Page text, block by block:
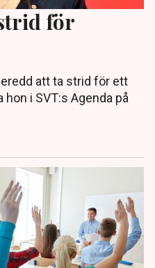
för
att ta strid för ett
i SVT:s Agenda på